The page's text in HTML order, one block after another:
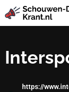
https://